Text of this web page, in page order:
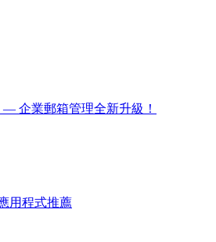
企業郵箱管理全新升級！
用程式推薦